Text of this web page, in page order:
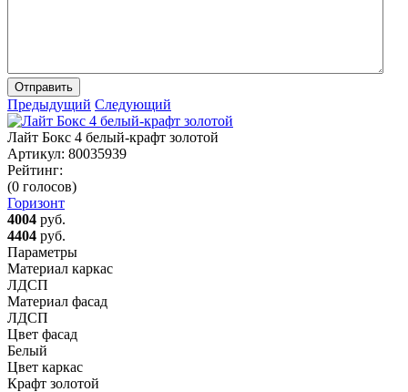
Отправить
Предыдущий Следующий
Лайт Бокс 4 белый-крафт золотой
Артикул: 80035939
Рейтинг:
(0 голосов)
Горизонт
4004 руб.
4404 руб.
Параметры
Материал каркас
ЛДСП
Материал фасад
ЛДСП
Цвет фасад
Белый
Цвет каркас
Крафт золотой